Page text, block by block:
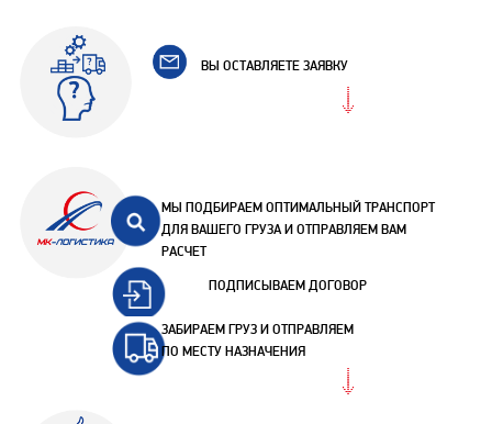
ВЫ ОСТАВЛЯЕТЕ ЗАЯВКУ
МЫ ПОДБИРАЕМ ОПТИМАЛЬНЫЙ ТРАНСПОРТ
ДЛЯ ВАШЕГО ГРУЗА И ОТПРАВЛЯЕМ ВАМ
РАСЧЕТ
ПОДПИСЫВАЕМ ДОГОВОР
ЗАБИРАЕМ ГРУЗ И ОТПРАВЛЯЕМ
ПО МЕСТУ НАЗНАЧЕНИЯ